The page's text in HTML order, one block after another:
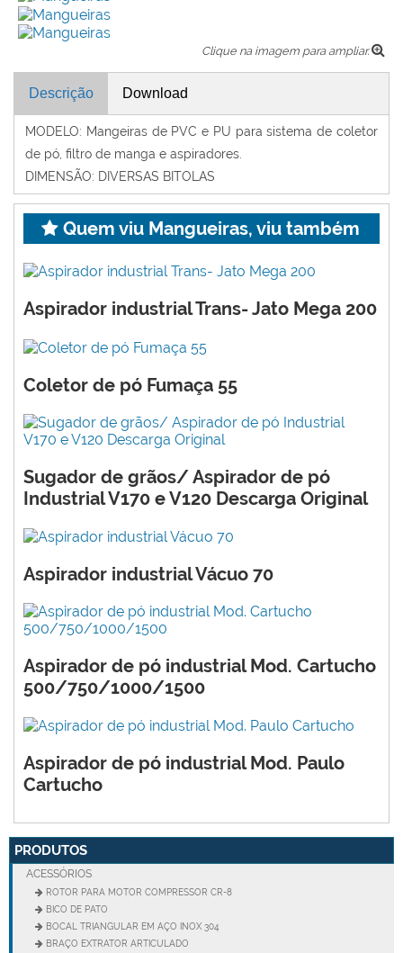
Clique na imagem para ampliar.
Descrição Download
MODELO: Mangeiras de PVC e PU para sistema de coletor
de pó, filtro de manga e aspiradores.
DIMENSÃO: DIVERSAS BITOLAS
Quem viu Mangueiras, viu também
Aspirador industrial Trans- Jato Mega 200
Coletor de pó Fumaça 55
Sugador de grãos/ Aspirador de pó
Industrial V170 e V120 Descarga Original
Aspirador industrial Vácuo 70
Aspirador de pó industrial Mod. Cartucho
500/750/1000/1500
Aspirador de pó industrial Mod. Paulo
Cartucho
PRODUTOS
ACESSÓRIOS
ROTOR PARA MOTOR COMPRESSOR CR-8
BICO DE PATO
BOCAL TRIANGULAR EM AÇO INOX 304
BRAÇO EXTRATOR ARTICULADO